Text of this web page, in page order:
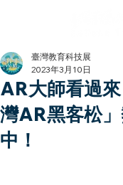
AR大師看過
灣AR黑客松
中！
臺灣教育科技展
2023年3月10日